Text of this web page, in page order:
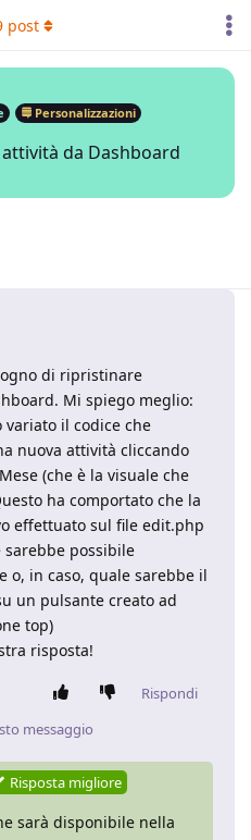
Personalizzazioni
da Dashboard
post
di ripristinare
Mi spiego meglio:
variato il codice che
nuova attività cliccando
(che è la visuale che
ha comportato che la
effettuato sul file edit.php
sarebbe possibile
o, in caso, quale sarebbe il
un pulsante creato ad
top)
risposta!
Rispondi
messaggio
Risposta migliore
sarà disponibile nella